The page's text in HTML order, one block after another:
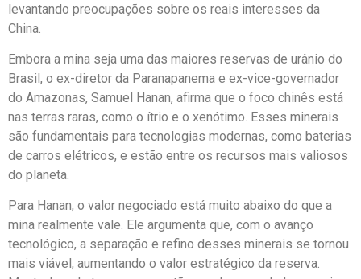
levantando preocupações sobre os reais interesses da
China.
Embora a mina seja uma das maiores reservas de urânio do
Brasil, o ex-diretor da Paranapanema e ex-vice-governador
do Amazonas, Samuel Hanan, afirma que o foco chinês está
nas terras raras, como o ítrio e o xenótimo. Esses minerais
são fundamentais para tecnologias modernas, como baterias
de carros elétricos, e estão entre os recursos mais valiosos
do planeta.
Para Hanan, o valor negociado está muito abaixo do que a
mina realmente vale. Ele argumenta que, com o avanço
tecnológico, a separação e refino desses minerais se tornou
mais viável, aumentando o valor estratégico da reserva.